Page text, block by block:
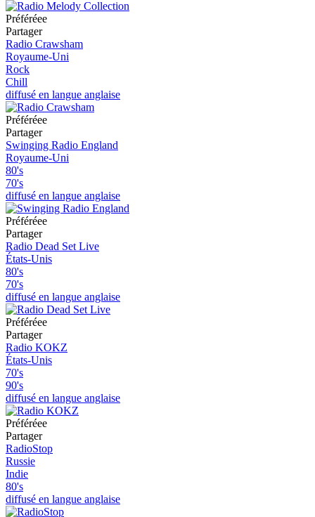
Préféréeе
Partager
Radio Crawsham
Royaume-Uni
Rock
Chill
diffusé en langue anglaise
Préféréeе
Partager
Swinging Radio England
Royaume-Uni
80's
70's
diffusé en langue anglaise
Préféréeе
Partager
Radio Dead Set Live
États-Unis
80's
70's
diffusé en langue anglaise
Préféréeе
Partager
Radio KOKZ
États-Unis
70's
90's
diffusé en langue anglaise
Préféréeе
Partager
RadioStop
Russie
Indie
80's
diffusé en langue anglaise